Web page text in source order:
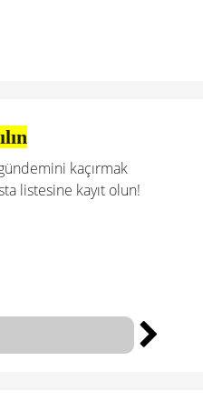
kaçırmak
listesine kayıt olun!